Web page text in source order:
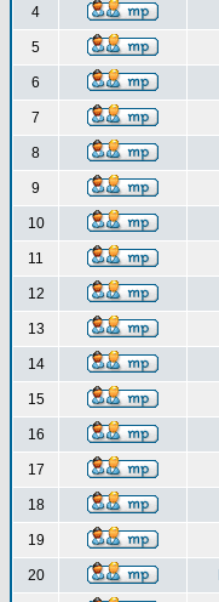
4
5
6
7
8
9
10
11
12
13
14
15
16
17
18
19
20